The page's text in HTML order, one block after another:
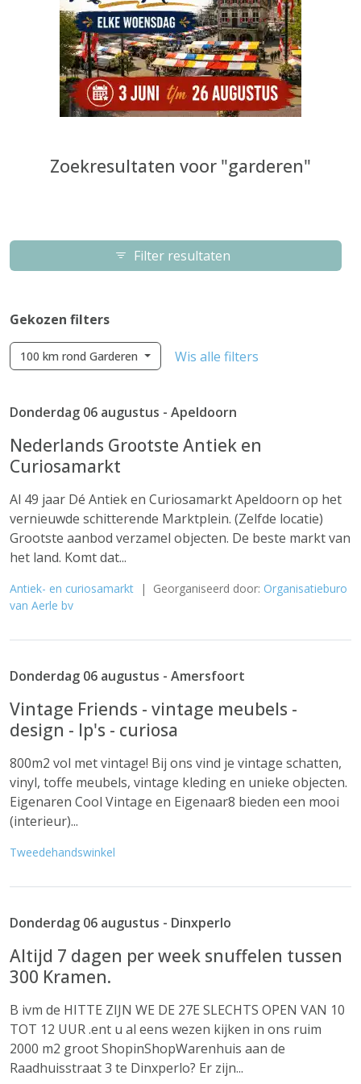
Zoekresultaten voor "garderen"
Filter resultaten
Gekozen filters
100 km rond Garderen Wis alle filters
Donderdag 06 augustus - Apeldoorn
Nederlands Grootste Antiek en
Curiosamarkt
Al 49 jaar Dé Antiek en Curiosamarkt Apeldoorn op het
vernieuwde schitterende Marktplein. (Zelfde locatie)
Grootste aanbod verzamel objecten. De beste markt van
het land. Komt dat...
Antiek- en curiosamarkt | Georganiseerd door: Organisatieburo
van Aerle bv
Donderdag 06 augustus - Amersfoort
Vintage Friends - vintage meubels -
design - lp's - curiosa
800m2 vol met vintage! Bij ons vind je vintage schatten,
vinyl, toffe meubels, vintage kleding en unieke objecten.
Eigenaren Cool Vintage en Eigenaar8 bieden een mooi
(interieur)...
Tweedehandswinkel
Donderdag 06 augustus - Dinxperlo
Altijd 7 dagen per week snuffelen tussen
300 Kramen.
B ivm de HITTE ZIJN WE DE 27E SLECHTS OPEN VAN 10
TOT 12 UUR .ent u al eens wezen kijken in ons ruim
2000 m2 groot ShopinShopWarenhuis aan de
Raadhuisstraat 3 te Dinxperlo? Er zijn...